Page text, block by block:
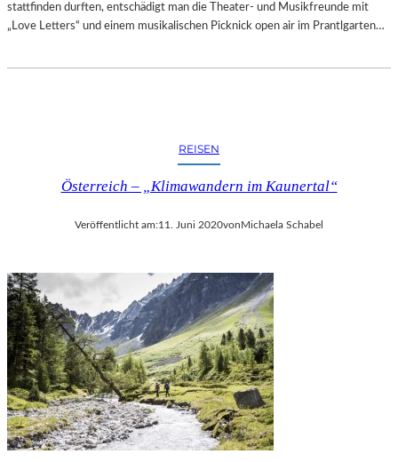
T
D
M
S
H
F
T
S
P
R
O
J
E
K
T
T
T
S
B
H
L
U
S
S
D
E
R
B
E
stattfinden durften, entschädigt man die Theater- und Musikfreunde mit
„Love Letters“ und einem musikalischen Picknick open air im Prantlgarten…
REISEN
Österreich – „Klimawandern im Kaunertal“
Veröffentlicht am:11. Juni 2020vonMichaela Schabel